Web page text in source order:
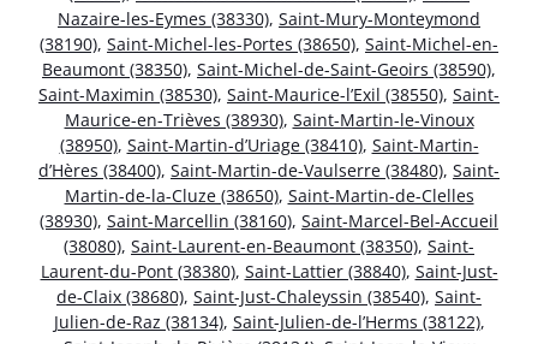
Nazaire-les-Eymes (38330), Saint-Mury-Monteymond
(38190), Saint-Michel-les-Portes (38650), Saint-Michel-en-
Beaumont (38350), Saint-Michel-de-Saint-Geoirs (38590),
Saint-Maximin (38530), Saint-Maurice-l’Exil (38550), Saint-
Maurice-en-Trièves (38930), Saint-Martin-le-Vinoux
(38950), Saint-Martin-d’Uriage (38410), Saint-Martin-
d’Hères (38400), Saint-Martin-de-Vaulserre (38480), Saint-
Martin-de-la-Cluze (38650), Saint-Martin-de-Clelles
(38930), Saint-Marcellin (38160), Saint-Marcel-Bel-Accueil
(38080), Saint-Laurent-en-Beaumont (38350), Saint-
Laurent-du-Pont (38380), Saint-Lattier (38840), Saint-Just-
de-Claix (38680), Saint-Just-Chaleyssin (38540), Saint-
Julien-de-Raz (38134), Saint-Julien-de-l’Herms (38122),